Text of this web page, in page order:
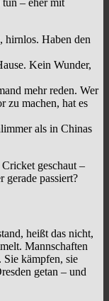
– eher mit
hirnlos. Haben den
Kein Wunder,
mehr reden. Wer
zu machen, hat es
als in Chinas
geschaut –
gerade passiert?
heißt das nicht,
Mannschaften
Sie kämpfen, sie
getan – und